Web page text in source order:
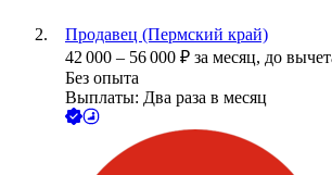
Продавец (Пермский край)
42 000 – 56 000 ₽ за месяц, до
Без опыта
Выплаты: Два раза в месяц